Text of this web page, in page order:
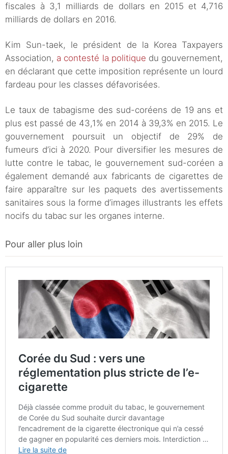
fiscales à 3,1 milliards de dollars en 2015 et 4,716
milliards de dollars en 2016.
Kim Sun-taek, le président de la Korea Taxpayers
Association, a contesté la politique du gouvernement,
en déclarant que cette imposition représente un lourd
fardeau pour les classes défavorisées.
Le taux de tabagisme des sud-coréens de 19 ans et
plus est passé de 43,1% en 2014 à 39,3% en 2015. Le
gouvernement poursuit un objectif de 29% de
fumeurs d’ici à 2020. Pour diversifier les mesures de
lutte contre le tabac, le gouvernement sud-coréen a
également demandé aux fabricants de cigarettes de
faire apparaître sur les paquets des avertissements
sanitaires sous la forme d’images illustrants les effets
nocifs du tabac sur les organes interne.
Pour aller plus loin